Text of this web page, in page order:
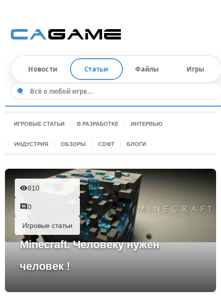
Новости Статьи Файлы Игры
ИГРОВЫЕ СТАТЬИ В РАЗРАБОТКЕ ИНТЕРВЬЮ
ИНДУСТРИЯ ОБЗОРЫ СОФТ БЛОГИ
810
0
Игровые статьи
Minecraft. Человеку нужен
человек !